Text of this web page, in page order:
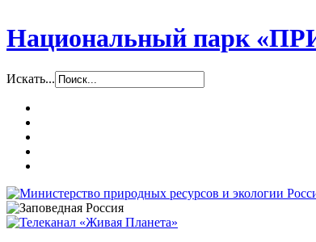
Национальный парк
Искать...